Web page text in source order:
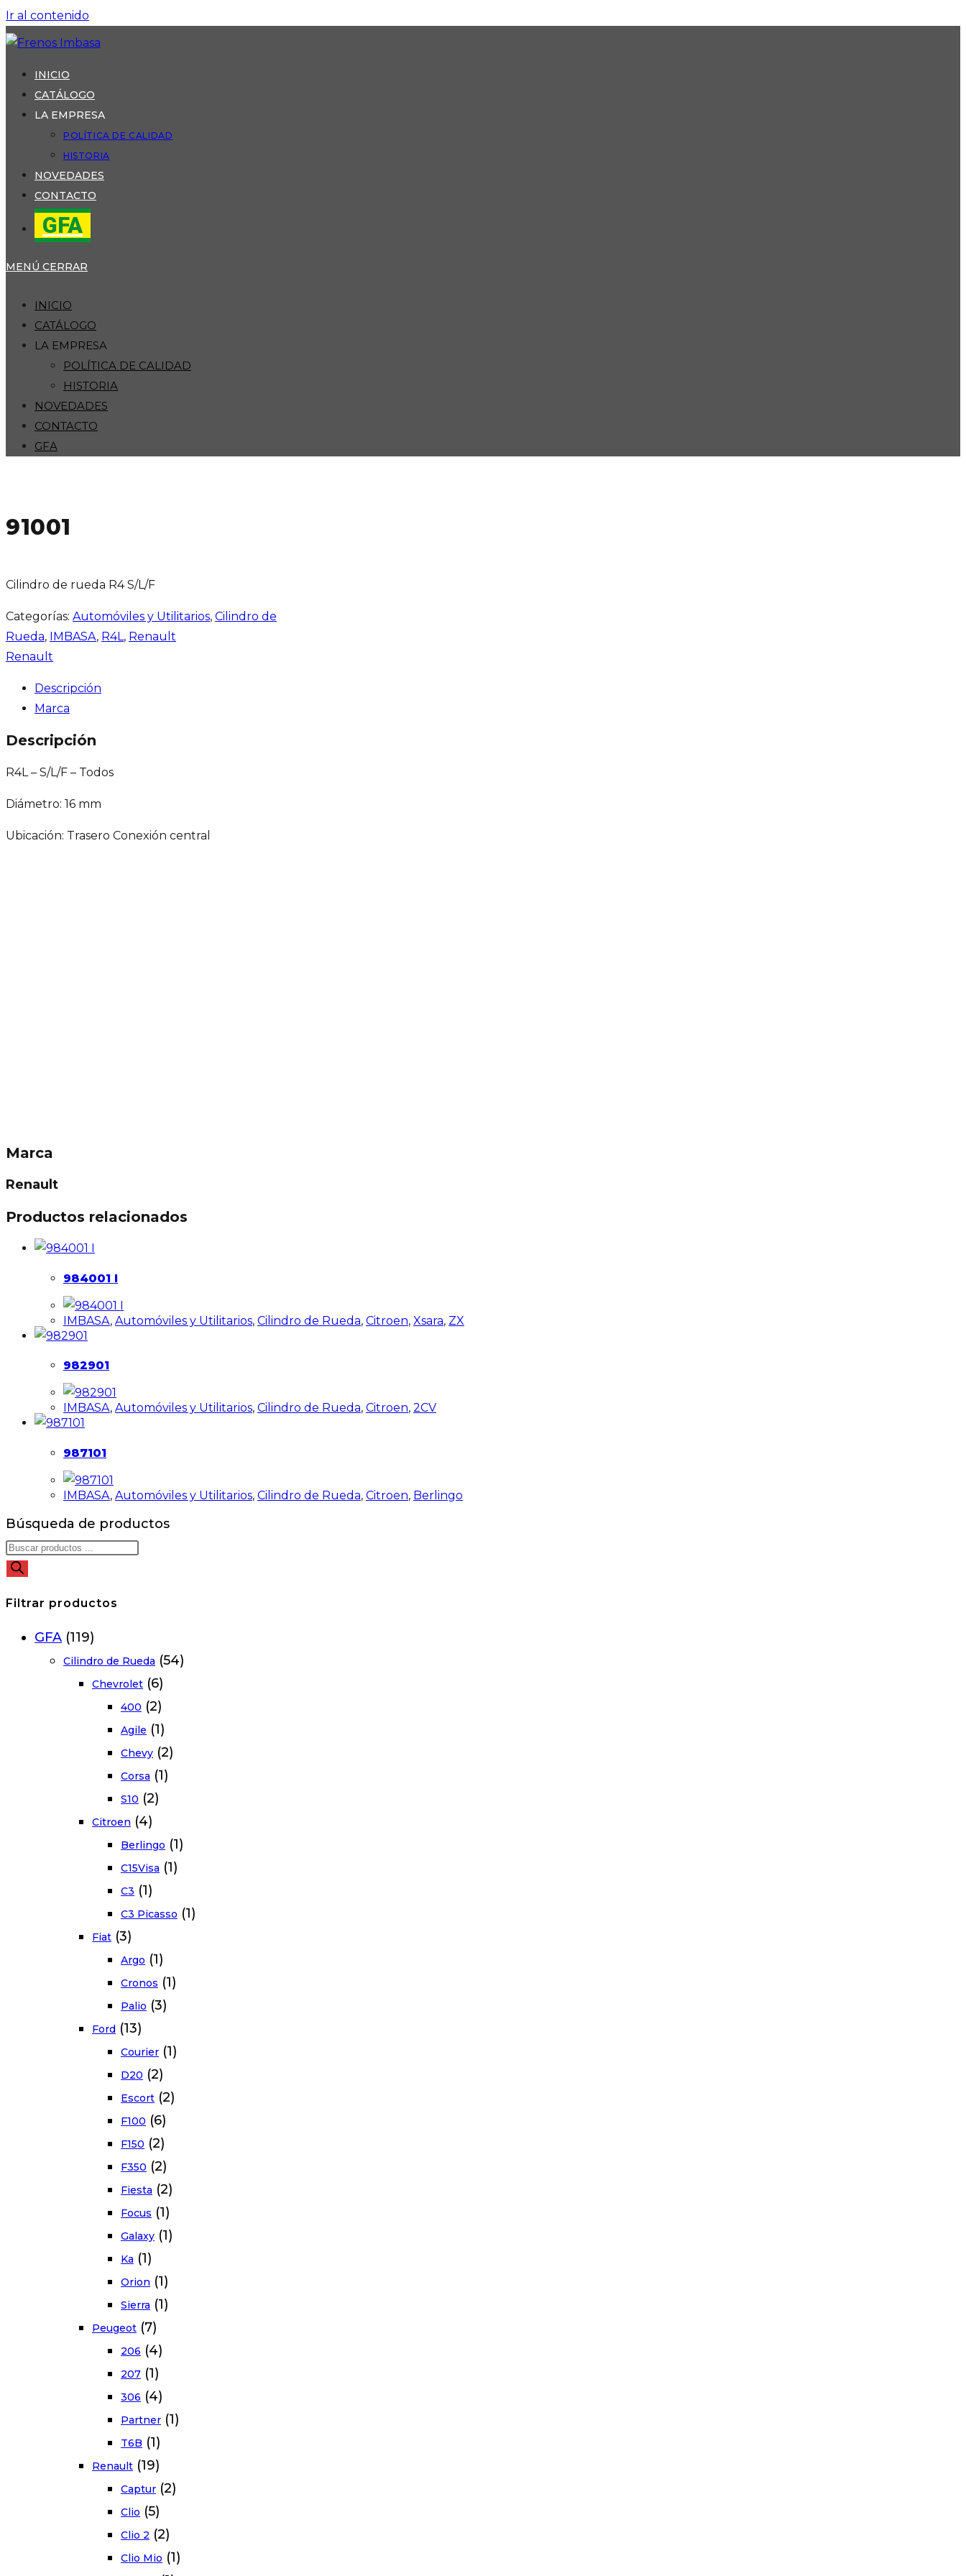
Ir al contenido
INICIO
CATÁLOGO
LA EMPRESA
POLÍTICA DE CALIDAD
HISTORIA
NOVEDADES
CONTACTO
GFA
MENÚ CERRAR
INICIO
CATÁLOGO
LA EMPRESA
POLÍTICA DE CALIDAD
HISTORIA
NOVEDADES
CONTACTO
GFA
91001
Cilindro de rueda R4 S/L/F
Categorías: Automóviles y Utilitarios, Cilindro de
Rueda, IMBASA, R4L, Renault
Renault
Descripción
Marca
Descripción
R4L – S/L/F – Todos
Diámetro: 16 mm
Ubicación: Trasero Conexión central
Marca
Renault
Productos relacionados
984001 I
IMBASA, Automóviles y Utilitarios, Cilindro de Rueda, Citroen, Xsara, ZX
982901
IMBASA, Automóviles y Utilitarios, Cilindro de Rueda, Citroen, 2CV
987101
IMBASA, Automóviles y Utilitarios, Cilindro de Rueda, Citroen, Berlingo
Búsqueda de productos
Filtrar productos
GFA (119)
Cilindro de Rueda (54)
Chevrolet (6)
400 (2)
Agile (1)
Chevy (2)
Corsa (1)
S10 (2)
Citroen (4)
Berlingo (1)
C15Visa (1)
C3 (1)
C3 Picasso (1)
Fiat (3)
Argo (1)
Cronos (1)
Palio (3)
Ford (13)
Courier (1)
D20 (2)
Escort (2)
F100 (6)
F150 (2)
F350 (2)
Fiesta (2)
Focus (1)
Galaxy (1)
Ka (1)
Orion (1)
Sierra (1)
Peugeot (7)
206 (4)
207 (1)
306 (4)
Partner (1)
T6B (1)
Renault (19)
Captur (2)
Clio (5)
Clio 2 (2)
Clio Mio (1)